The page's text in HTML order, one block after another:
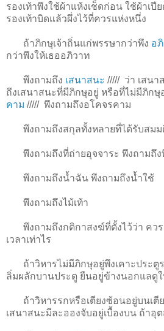
รองเท้าพึงใช้ผ้าแห้งเช็ดก่อน ใช้ผ้าเปี
รองเท้าบิดแล้วผึ่งไว้ที่ควรแห่งหนึ่ง
ถ้าภิกษุเจ้าถิ่นแก่พรรษากว่าพึง อ
กว่าพึงให้เธออภิวาท
พึงถามถึง เสนาสนะ ///// ว่า เสน
ถึงเสนาสนะที่มีภิกษุอยู่ หรือที่ไม่มีภิกษุ
คาม ///// พึงถามถึงอโคจรคาม
พึงถามถึงสกุลทั้งหลายที่ได้รับสมม
พึงถามถึงที่ถ่ายอุจจาระ พึงถามถึ
พึงถามถึงน้ำฉัน พึงถามถึงน้ำใช้
พึงถามถึงไม้เท้า
พึงถามถึงกติกาสงฆ์ที่ตั้งไว้ว่า ควร
เวลาเท่าไร
ถ้าวิหารไม่มีภิกษุอยู่พึงเคาะประ
ลิ่มผลักบานประตู ยืนอยู่ข้างนอกแลดู
ถ้าวิหารรกหรือเตียงซ้อนอยู่บนเ
เสนาสนะมีละอองจับอยู่เบื้องบน ถ้าอุ